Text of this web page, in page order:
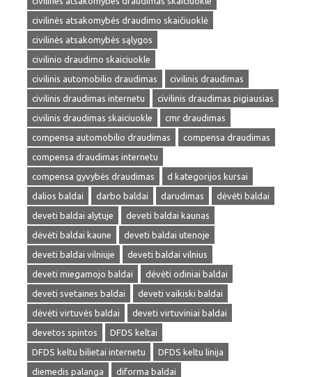
civilinės atsakomybės draudimo skaičiuoklė
civilinės atsakomybės sąlygos
civilinio draudimo skaiciuokle
civilinis automobilio draudimas
civilinis draudimas
civilinis draudimas internetu
civilinis draudimas pigiausias
civilinis draudimas skaiciuokle
cmr draudimas
compensa automobilio draudimas
compensa draudimas
compensa draudimas internetu
compensa gyvybės draudimas
d kategorijos kursai
dalios baldai
darbo baldai darudimas
dėvėti baldai
deveti baldai alytuje
deveti baldai kaunas
dėvėti baldai kaune
deveti baldai utenoje
deveti baldai vilniuje
deveti baldai vilnius
deveti miegamojo baldai
dėvėti odiniai baldai
deveti svetaines baldai
deveti vaikiski baldai
dėvėti virtuvės baldai
deveti virtuviniai baldai
devetos spintos
DFDS keltai
DFDS keltu bilietai internetu
DFDS keltu linija
diemedis palanga
diforma baldai